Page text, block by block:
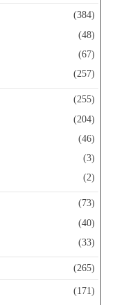
(384)
(48)
(67)
(257)
(255)
(204)
(46)
(3)
(2)
(73)
(40)
(33)
(265)
(171)